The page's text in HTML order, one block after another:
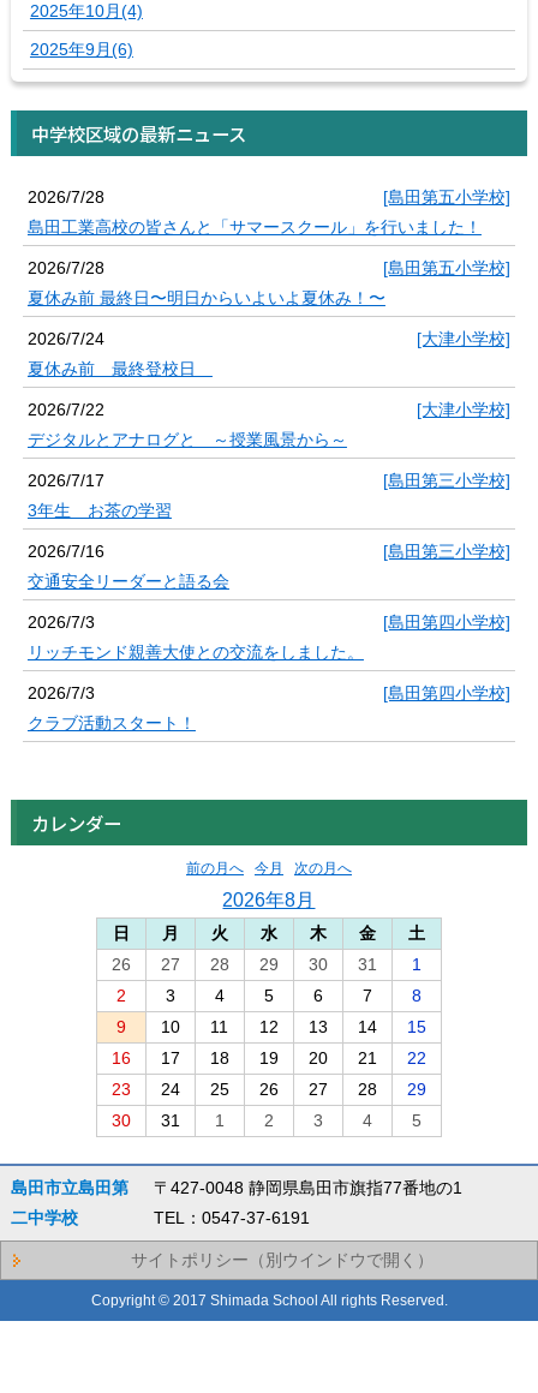
2025年10月(4)
2025年9月(6)
中学校区域の最新ニュース
2026/7/28
[島田第五小学校]
島田工業高校の皆さんと「サマースクール」を行いました！
2026/7/28
[島田第五小学校]
夏休み前 最終日〜明日からいよいよ夏休み！〜
2026/7/24
[大津小学校]
夏休み前 最終登校日
2026/7/22
[大津小学校]
デジタルとアナログと ～授業風景から～
2026/7/17
[島田第三小学校]
3年生 お茶の学習
2026/7/16
[島田第三小学校]
交通安全リーダーと語る会
2026/7/3
[島田第四小学校]
リッチモンド親善大使との交流をしました。
2026/7/3
[島田第四小学校]
クラブ活動スタート！
カレンダー
前の月へ 今月 次の月へ
2026年8月
日 月 火 水 木 金
土
26
27 28 29 30 31
1
2
3 4 5 6 7
8
9
10 11 12 13 14
15
16
17 18 19 20 21
22
23
24 25 26 27 28
29
30
31 1 2 3 4 5
島田市立島田第
二中学校
〒427-0048 静岡県島田市旗指77番地の1
TEL：0547-37-6191
サイトポリシー（別ウインドウで開く）
Copyright © 2017 Shimada School All rights Reserved.